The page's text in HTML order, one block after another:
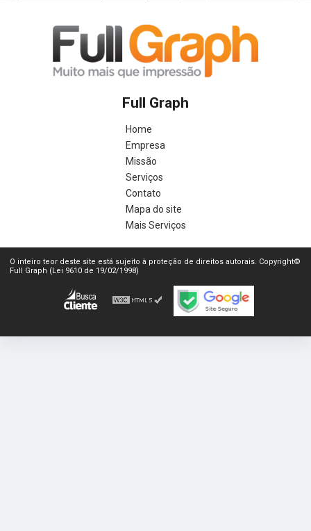
Full Graph
Home
Empresa
Missão
Serviços
Contato
Mapa do site
Mais Serviços
O inteiro teor deste site está sujeito à proteção de direitos autorais. Copyright©
Full Graph (Lei 9610 de 19/02/1998)